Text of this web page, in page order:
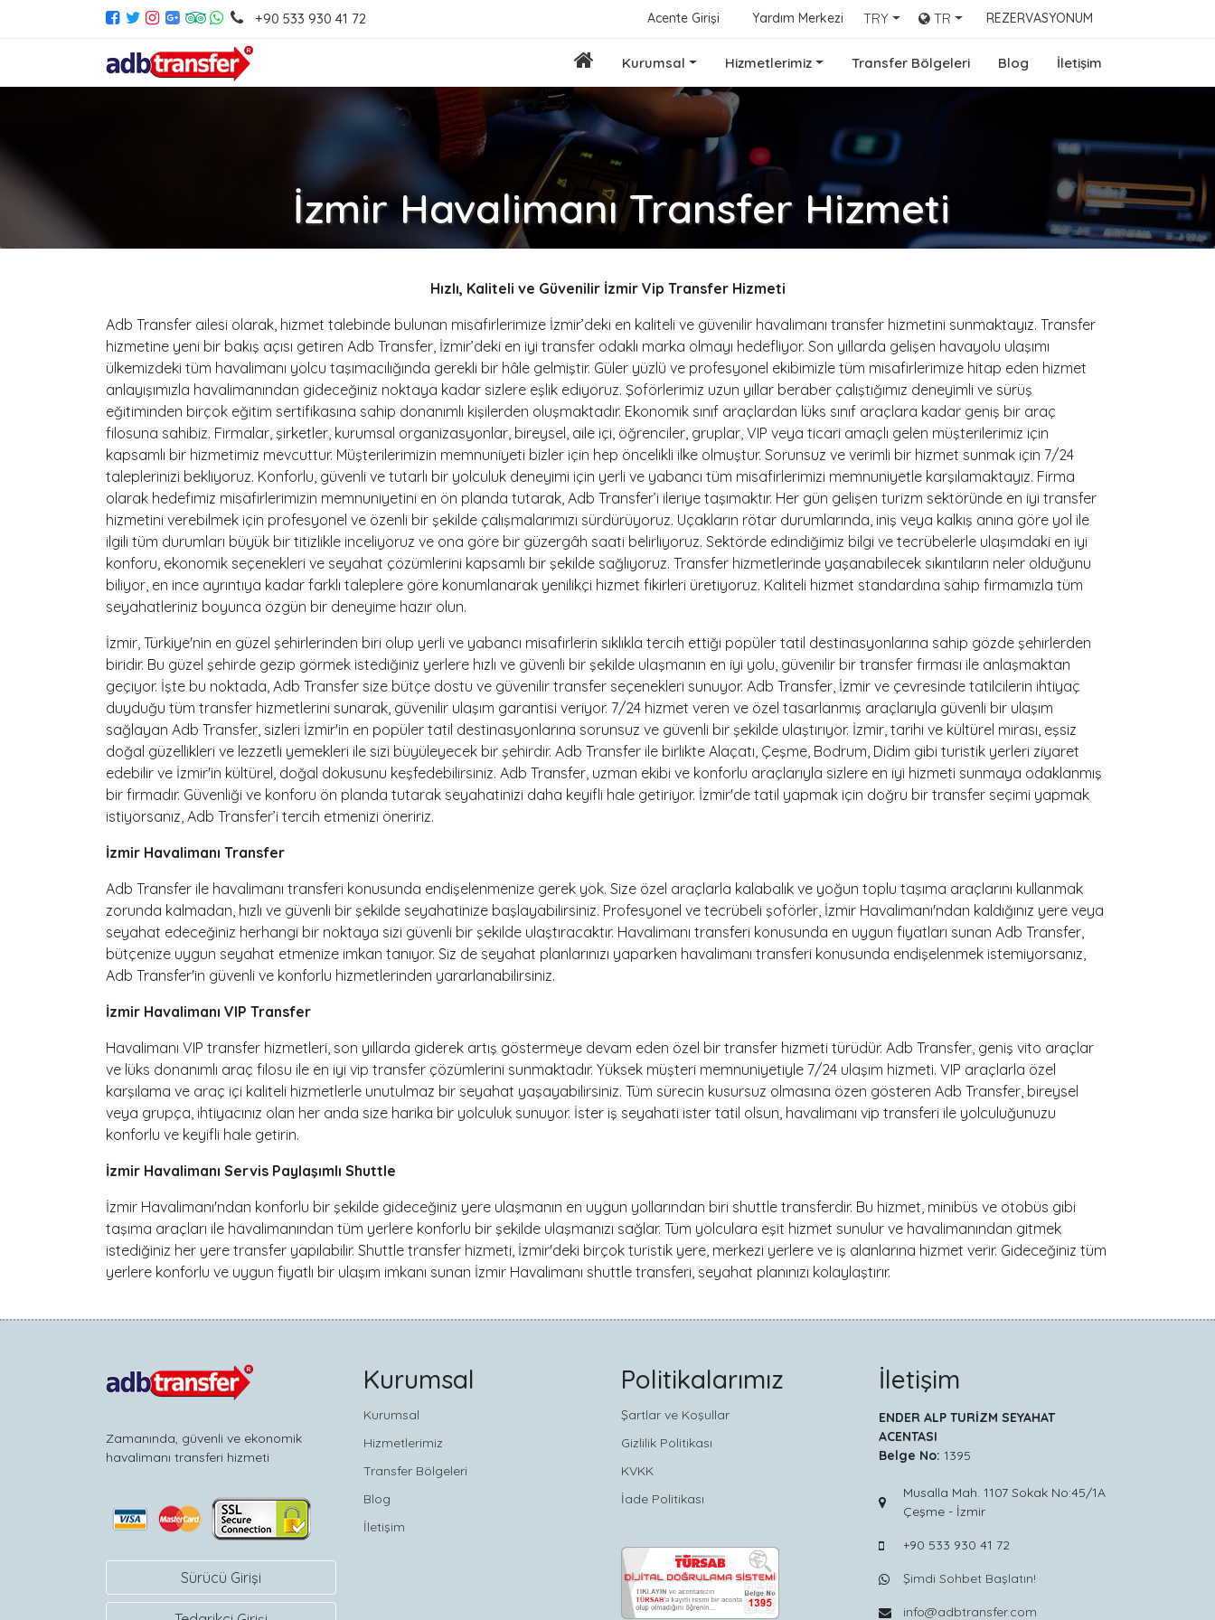
+90 533 930 41 72 Acente Girişi Yardım Merkezi TRY TR REZERVASYONUM
Kurumsal Hizmetlerimiz Transfer Bölgeleri Blog İletişim
İzmir Havalimanı Transfer Hizmeti
Hızlı, Kaliteli ve Güvenilir İzmir Vip Transfer Hizmeti
Adb Transfer ailesi olarak, hizmet talebinde bulunan misafirlerimize İzmir’deki en kaliteli ve güvenilir havalimanı transfer hizmetini sunmaktayız. Transfer
hizmetine yeni bir bakış açısı getiren Adb Transfer, İzmir’deki en iyi transfer odaklı marka olmayı hedefliyor. Son yıllarda gelişen havayolu ulaşımı
ülkemizdeki tüm havalimanı yolcu taşımacılığında gerekli bir hâle gelmiştir. Güler yüzlü ve profesyonel ekibimizle tüm misafirlerimize hitap eden hizmet
anlayışımızla havalimanından gideceğiniz noktaya kadar sizlere eşlik ediyoruz. Şoförlerimiz uzun yıllar beraber çalıştığımız deneyimli ve sürüş
eğitiminden birçok eğitim sertifikasına sahip donanımlı kişilerden oluşmaktadır. Ekonomik sınıf araçlardan lüks sınıf araçlara kadar geniş bir araç
filosuna sahibiz. Firmalar, şirketler, kurumsal organizasyonlar, bireysel, aile içi, öğrenciler, gruplar, VIP veya ticari amaçlı gelen müşterilerimiz için
kapsamlı bir hizmetimiz mevcuttur. Müşterilerimizin memnuniyeti bizler için hep öncelikli ilke olmuştur. Sorunsuz ve verimli bir hizmet sunmak için 7/24
taleplerinizi bekliyoruz. Konforlu, güvenli ve tutarlı bir yolculuk deneyimi için yerli ve yabancı tüm misafirlerimizi memnuniyetle karşılamaktayız. Firma
olarak hedefimiz misafirlerimizin memnuniyetini en ön planda tutarak, Adb Transfer’i ileriye taşımaktır. Her gün gelişen turizm sektöründe en iyi transfer
hizmetini verebilmek için profesyonel ve özenli bir şekilde çalışmalarımızı sürdürüyoruz. Uçakların rötar durumlarında, iniş veya kalkış anına göre yol ile
ilgili tüm durumları büyük bir titizlikle inceliyoruz ve ona göre bir güzergâh saati belirliyoruz. Sektörde edindiğimiz bilgi ve tecrübelerle ulaşımdaki en iyi
konforu, ekonomik seçenekleri ve seyahat çözümlerini kapsamlı bir şekilde sağlıyoruz. Transfer hizmetlerinde yaşanabilecek sıkıntıların neler olduğunu
biliyor, en ince ayrıntıya kadar farklı taleplere göre konumlanarak yenilikçi hizmet fikirleri üretiyoruz. Kaliteli hizmet standardına sahip firmamızla tüm
seyahatleriniz boyunca özgün bir deneyime hazır olun.
İzmir, Türkiye'nin en güzel şehirlerinden biri olup yerli ve yabancı misafirlerin sıklıkla tercih ettiği popüler tatil destinasyonlarına sahip gözde şehirlerden
biridir. Bu güzel şehirde gezip görmek istediğiniz yerlere hızlı ve güvenli bir şekilde ulaşmanın en iyi yolu, güvenilir bir transfer firması ile anlaşmaktan
geçiyor. İşte bu noktada, Adb Transfer size bütçe dostu ve güvenilir transfer seçenekleri sunuyor. Adb Transfer, İzmir ve çevresinde tatilcilerin ihtiyaç
duyduğu tüm transfer hizmetlerini sunarak, güvenilir ulaşım garantisi veriyor. 7/24 hizmet veren ve özel tasarlanmış araçlarıyla güvenli bir ulaşım
sağlayan Adb Transfer, sizleri İzmir'in en popüler tatil destinasyonlarına sorunsuz ve güvenli bir şekilde ulaştırıyor. İzmir, tarihi ve kültürel mirası, eşsiz
doğal güzellikleri ve lezzetli yemekleri ile sizi büyüleyecek bir şehirdir. Adb Transfer ile birlikte Alaçatı, Çeşme, Bodrum, Didim gibi turistik yerleri ziyaret
edebilir ve İzmir'in kültürel, doğal dokusunu keşfedebilirsiniz. Adb Transfer, uzman ekibi ve konforlu araçlarıyla sizlere en iyi hizmeti sunmaya odaklanmış
bir firmadır. Güvenliği ve konforu ön planda tutarak seyahatinizi daha keyifli hale getiriyor. İzmir'de tatil yapmak için doğru bir transfer seçimi yapmak
istiyorsanız, Adb Transfer’i tercih etmenizi öneririz.
İzmir Havalimanı Transfer
Adb Transfer ile havalimanı transferi konusunda endişelenmenize gerek yok. Size özel araçlarla kalabalık ve yoğun toplu taşıma araçlarını kullanmak
zorunda kalmadan, hızlı ve güvenli bir şekilde seyahatinize başlayabilirsiniz. Profesyonel ve tecrübeli şoförler, İzmir Havalimanı'ndan kaldığınız yere veya
seyahat edeceğiniz herhangi bir noktaya sizi güvenli bir şekilde ulaştıracaktır. Havalimanı transferi konusunda en uygun fiyatları sunan Adb Transfer,
bütçenize uygun seyahat etmenize imkan tanıyor. Siz de seyahat planlarınızı yaparken havalimanı transferi konusunda endişelenmek istemiyorsanız,
Adb Transfer'in güvenli ve konforlu hizmetlerinden yararlanabilirsiniz.
İzmir Havalimanı VIP Transfer
Havalimanı VIP transfer hizmetleri, son yıllarda giderek artış göstermeye devam eden özel bir transfer hizmeti türüdür. Adb Transfer, geniş vito araçlar
ve lüks donanımlı araç filosu ile en iyi vip transfer çözümlerini sunmaktadır. Yüksek müşteri memnuniyetiyle 7/24 ulaşım hizmeti. VIP araçlarla özel
karşılama ve araç içi kaliteli hizmetlerle unutulmaz bir seyahat yaşayabilirsiniz. Tüm sürecin kusursuz olmasına özen gösteren Adb Transfer, bireysel
veya grupça, ihtiyacınız olan her anda size harika bir yolculuk sunuyor. İster iş seyahati ister tatil olsun, havalimanı vip transferi ile yolculuğunuzu
konforlu ve keyifli hale getirin.
İzmir Havalimanı Servis Paylaşımlı Shuttle
İzmir Havalimanı'ndan konforlu bir şekilde gideceğiniz yere ulaşmanın en uygun yollarından biri shuttle transferdir. Bu hizmet, minibüs ve otobüs gibi
taşıma araçları ile havalimanından tüm yerlere konforlu bir şekilde ulaşmanızı sağlar. Tüm yolculara eşit hizmet sunulur ve havalimanından gitmek
istediğiniz her yere transfer yapılabilir. Shuttle transfer hizmeti, İzmir'deki birçok turistik yere, merkezi yerlere ve iş alanlarına hizmet verir. Gideceğiniz tüm
yerlere konforlu ve uygun fiyatlı bir ulaşım imkanı sunan İzmir Havalimanı shuttle transferi, seyahat planınızı kolaylaştırır.
Zamanında, güvenli ve ekonomik
havalimanı transferi hizmeti
Sürücü Girişi
Kurumsal
Kurumsal
Hizmetlerimiz
Transfer Bölgeleri
Blog
İletişim
Politikalarımız
Şartlar ve Koşullar
Gizlilik Politikası
KVKK
İade Politikası
İletişim
ENDER ALP TURİZM SEYAHAT
ACENTASI
Belge No: 1395
Musalla Mah. 1107 Sokak No:45/1A
Çeşme - İzmir
+90 533 930 41 72
Şimdi Sohbet Başlatın!
info@adbtransfer.com